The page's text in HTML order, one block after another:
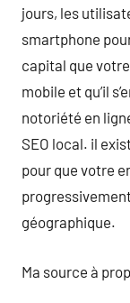
jours, les
smartphone
capital que
mobile et qu’il
notoriété en
SEO local. il
pour que votre
géographique.
Ma source à